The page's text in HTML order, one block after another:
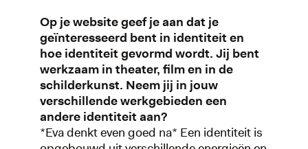
Op je website geef je aan dat je
geïnteresseerd bent in identiteit en
hoe identiteit gevormd wordt. Jij bent
werkzaam in theater, film en in de
schilderkunst. Neem jij in jouw
verschillende werkgebieden een
andere identiteit aan?
*Eva denkt even goed na* Een identiteit is